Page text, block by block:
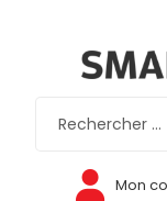
Mon